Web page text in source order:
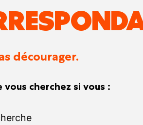
décourager.
cherchez si vous :